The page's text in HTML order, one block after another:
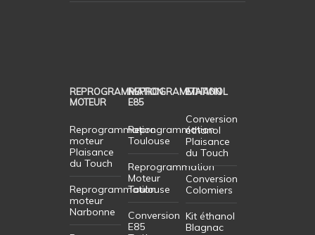
REPROGRAMMATION
MOTEUR
Reprogrammation
moteur
Plaisance
du Touch
Reprogrammation
moteur
Narbonne
REPROGRAMMATION
E85
Reprogrammation
Toulouse
Reprogrammation
Moteur
Toulouse
Conversion
E85
ETHANOL
Conversion
éthanol
Plaisance
du Touch
Conversion
Colomiers
Kit éthanol
Blagnac